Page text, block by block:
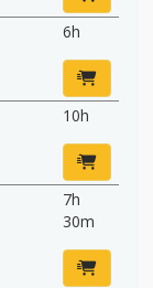
6h
10h
7h
30m